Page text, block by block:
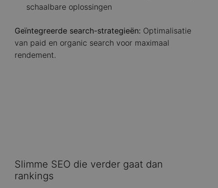
schaalbare oplossingen
Geïntegreerde search-strategieën: Optimalisatie
van paid en organic search voor maximaal
rendement.
Slimme SEO die verder gaat dan
rankings